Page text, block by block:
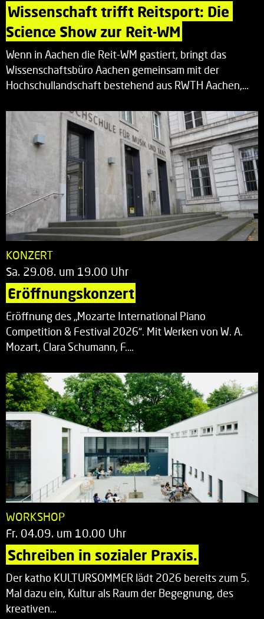
Wissenschaft trifft Reitsport: Die
Science Show zur Reit-WM
Wenn in Aachen die Reit-WM gastiert, bringt das
Wissenschaftsbüro Aachen gemeinsam mit der
Hochschullandschaft bestehend aus RWTH Aachen,…
KONZERT
Sa. 29.08. um 19.00 Uhr
Eröffnungskonzert
Eröffnung des „Mozarte International Piano
Competition & Festival 2026“. Mit Werken von W. A.
Mozart, Clara Schumann, F.…
WORKSHOP
Fr. 04.09. um 10.00 Uhr
Schreiben in sozialer Praxis.
Der katho KULTURSOMMER lädt 2026 bereits zum 5.
Mal dazu ein, Kultur als Raum der Begegnung, des
kreativen…